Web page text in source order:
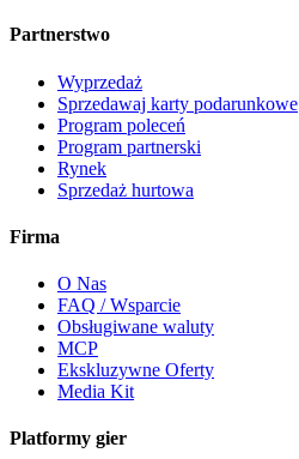
Partnerstwo
Wyprzedaż
Sprzedawaj karty podarunkowe
Program poleceń
Program partnerski
Rynek
Sprzedaż hurtowa
Firma
O Nas
FAQ / Wsparcie
Obsługiwane waluty
MCP
Ekskluzywne Oferty
Media Kit
Platformy gier